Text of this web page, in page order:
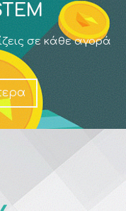
σε κάθε αγορά